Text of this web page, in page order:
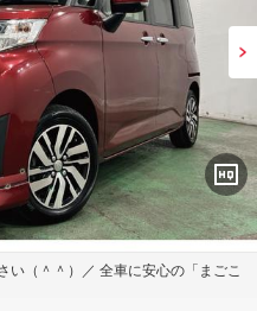
い（＾＾）／ 全車に安心の「まごこ